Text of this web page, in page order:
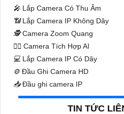
️🎤️ Lắp Camera Có Thu Âm
📶Lắp Camera IP Không Dây
🕵️Camera Zoom Quang
🧛‍♀️ Camera Tích Hợp AI
💻 Lắp Camera IP Có Dây
⚙️ Đầu Ghi Camera HD
📥Đầu ghi camera IP
TIN TỨC